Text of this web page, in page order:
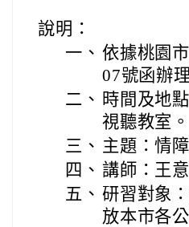
說明：
一、 依據桃園
07號函辦
二、 時間及地
視聽教室。
三、 主題：情
四、 講師：王
五、 研習對象
放本市各